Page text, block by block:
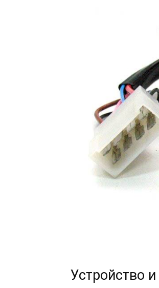
Устройство